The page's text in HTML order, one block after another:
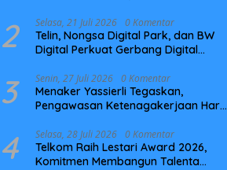
2 Selasa, 21 Juli 2026 0 Komentar
Telin, Nongsa Digital Park, dan BW
Digital Perkuat Gerbang Digital
NCC
3 Senin, 27 Juli 2026 0 Komentar
Menaker Yassierli Tegaskan,
Pengawasan Ketenagakerjaan Harus
4 Selasa, 28 Juli 2026 0 Komentar
Telkom Raih Lestari Award 2026,
Komitmen Membangun Talenta